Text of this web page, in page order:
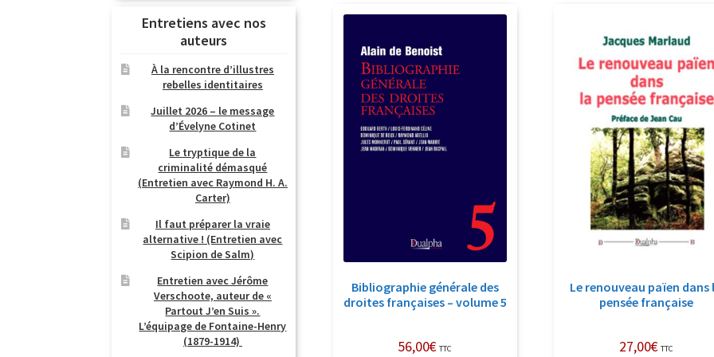
plus
ancien
Bibliographie générale des
droites françaises – volume 5
56,00€ TTC
Le renouveau païen dans
pensée française
27,00€ TTC
Entretiens avec nos
auteurs
À la rencontre d’illustres
rebelles identitaires
Juillet 2026 – le message
d’Évelyne Cotinet
Le tryptique de la
criminalité démasqué
(Entretien avec Raymond H. A.
Carter)
Il faut préparer la vraie
alternative ! (Entretien avec
Scipion de Salm)
Entretien avec Jérôme
Verschoote, auteur de «
Partout J’en Suis ».
L’équipage de Fontaine-Henry
(1879-1914)